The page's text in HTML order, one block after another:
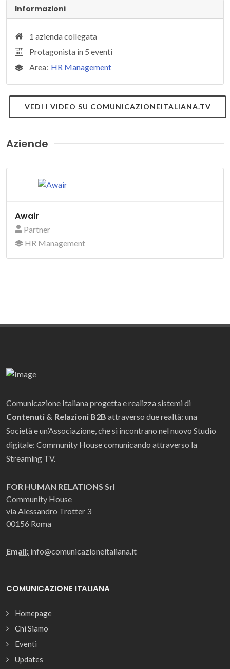
Informazioni
1 azienda collegata
Protagonista in 5 eventi
Area: HR Management
VEDI I VIDEO SU COMUNICAZIONEITALIANA.TV
Aziende
Awair
Partner
HR Management
Comunicazione Italiana progetta e realizza sistemi di
Contenuti & Relazioni B2B attraverso due realtà: una
Società e un’Associazione, che si incontrano nel nuovo Studio
digitale: Community House comunicando attraverso la
Streaming TV.
FOR HUMAN RELATIONS Srl
Community House
via Alessandro Trotter 3
00156 Roma
Email: info@comunicazioneitaliana.it
COMUNICAZIONE ITALIANA
Homepage
Chi Siamo
Eventi
Updates